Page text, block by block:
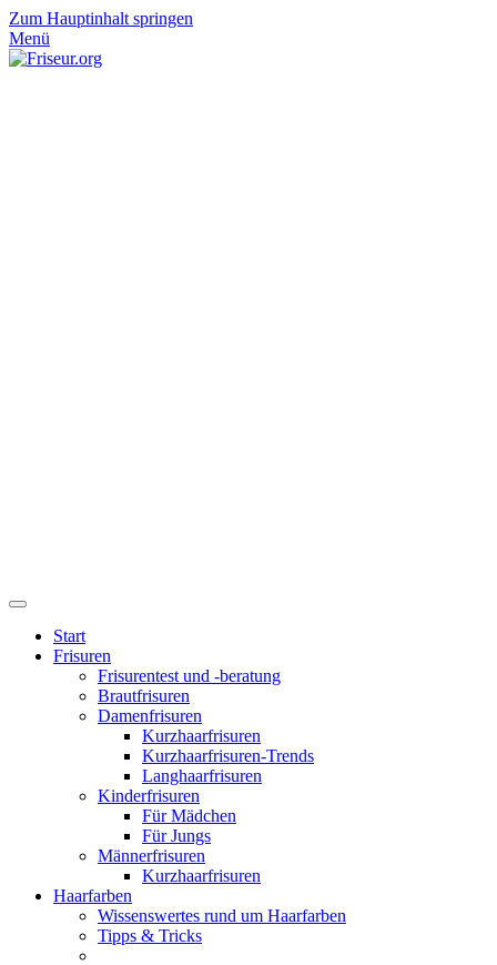
Zum Hauptinhalt springen
Menü
Start
Frisuren
Frisurentest und -beratung
Brautfrisuren
Damenfrisuren
Kurzhaarfrisuren
Kurzhaarfrisuren-Trends
Langhaarfrisuren
Kinderfrisuren
Für Mädchen
Für Jungs
Männerfrisuren
Kurzhaarfrisuren
Haarfarben
Wissenswertes rund um Haarfarben
Tipps & Tricks